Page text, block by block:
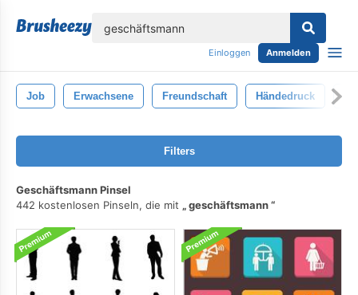
Einloggen Anmelden
Job Erwachsene Freundschaft Händedruck
Filters
Geschäftsmann Pinsel
442 kostenlosen Pinseln, die mit
geschäftsmann